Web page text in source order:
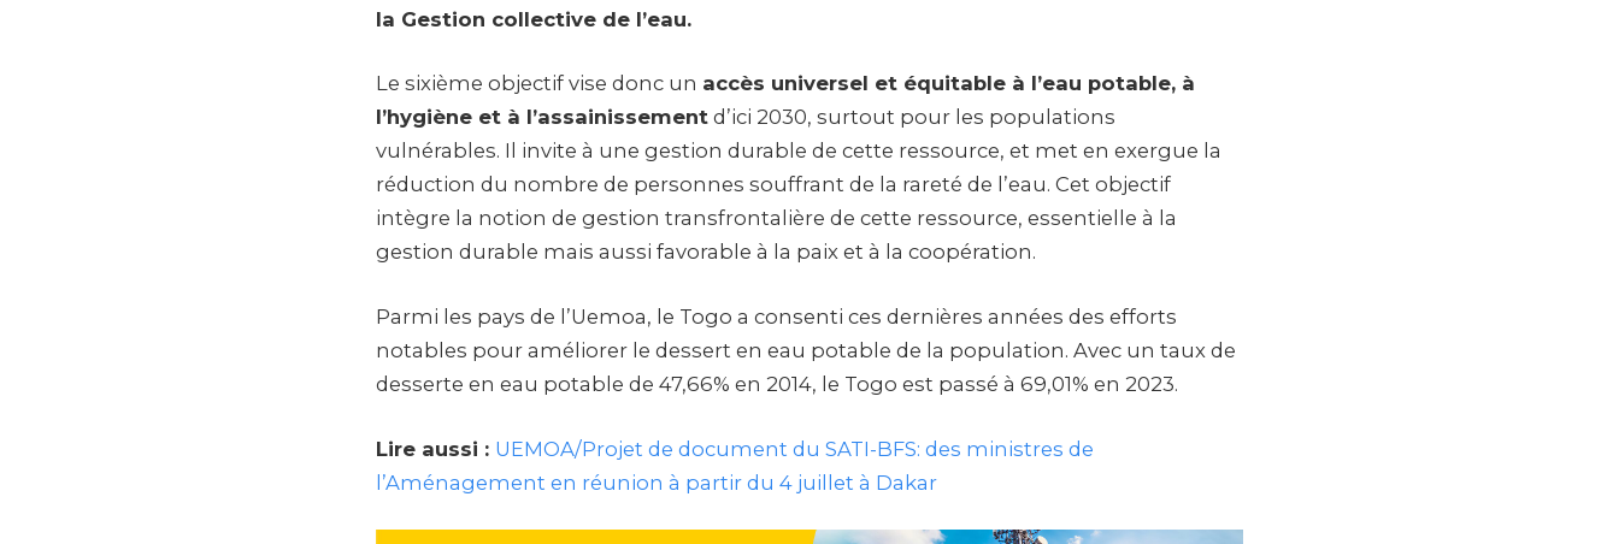
la Gestion collective de l’eau.
Le sixième objectif vise donc un accès universel et équitable à l’eau potable, à
l’hygiène et à l’assainissement d’ici 2030, surtout pour les populations
vulnérables. Il invite à une gestion durable de cette ressource, et met en exergue la
réduction du nombre de personnes souffrant de la rareté de l’eau. Cet objectif
intègre la notion de gestion transfrontalière de cette ressource, essentielle à la
gestion durable mais aussi favorable à la paix et à la coopération.
Parmi les pays de l’Uemoa, le Togo a consenti ces dernières années des efforts
notables pour améliorer le dessert en eau potable de la population. Avec un taux de
desserte en eau potable de 47,66% en 2014, le Togo est passé à 69,01% en 2023.
Lire aussi : UEMOA/Projet de document du SATI-BFS: des ministres de
l’Aménagement en réunion à partir du 4 juillet à Dakar